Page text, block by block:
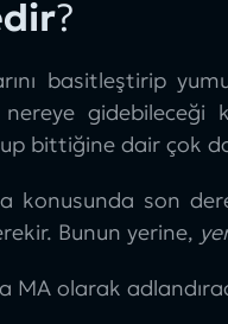
?
basitleştirip
gidebileceği
bittiğine dair çok
son
Bunun yerine,
MA olarak